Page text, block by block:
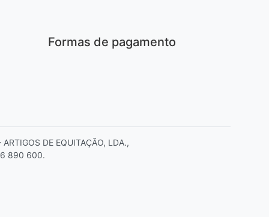
Formas de pagamento
DE EQUITAÇÃO, LDA.,
890 600.